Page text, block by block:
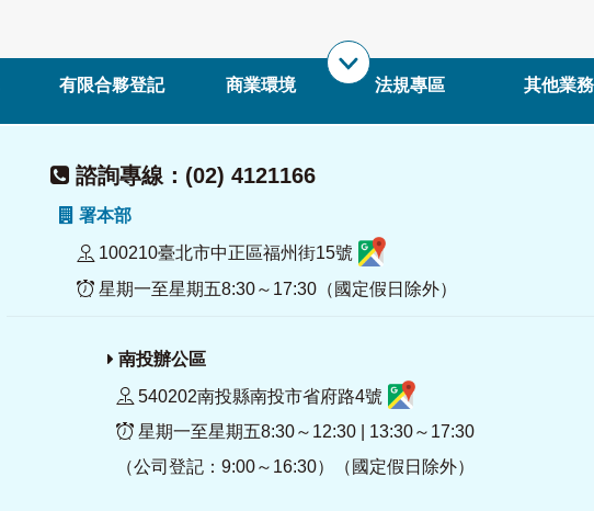
有限合夥登記 商業環境 法規專區 其他業務
諮詢專線：(02) 4121166
署本部
100210臺北市中正區福州街15號
星期一至星期五8:30～17:30（國定假日除外）
南投辦公區
540202南投縣南投市省府路4號
星期一至星期五8:30～12:30 | 13:30～17:30
（公司登記：9:00～16:30）（國定假日除外）